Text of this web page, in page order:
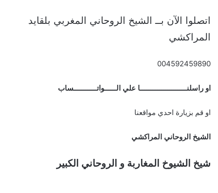
اتصلوا الآن بــ الشيخ الروحاني المغربي بلقايد
المراكشي
004592459890
او راسلنــــــــــــــــــــــــا علي الــــــواتــــــــــــساب
او قم بزيارة احدي مواقعنا
الشيخ الروحاني المراكشي
شيخ الشيوخ المغاربة و الروحاني الكبير